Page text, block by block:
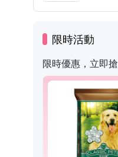
限時活動
限時優惠，立即